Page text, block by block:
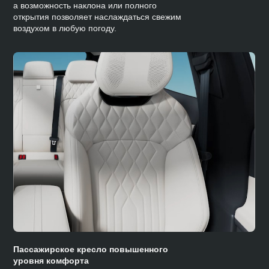
а возможность наклона или полного
открытия позволяет наслаждаться свежим
воздухом в любую погоду.
Пассажирское кресло повышенного
уровня комфорта